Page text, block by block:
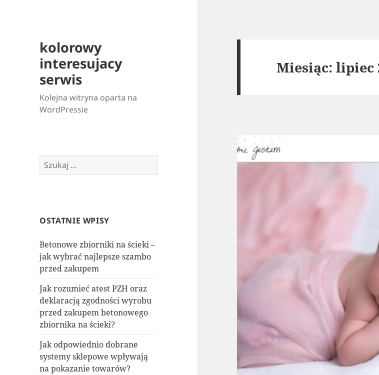
kolorowy
interesujacy
serwis
Kolejna witryna oparta na
WordPressie
Szukaj:
OSTATNIE WPISY
Betonowe zbiorniki na ścieki –
jak wybrać najlepsze szambo
przed zakupem
Jak rozumieć atest PZH oraz
deklaracją zgodności wyrobu
przed zakupem betonowego
zbiornika na ścieki?
Jak odpowiednio dobrane
systemy sklepowe wpływają
na pokazanie towarów?
Miesiąc:lipiec